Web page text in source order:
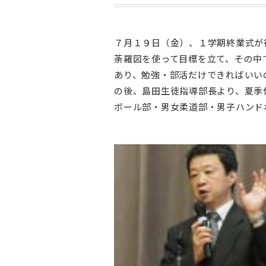
７月１９日（金）、１学期終業式
荼羅図を使って目標を立て、その
あり、勉強・部活だけできればい
の後、島田生徒指導部長より、夏
ボール部・男女柔道部・男子ハン